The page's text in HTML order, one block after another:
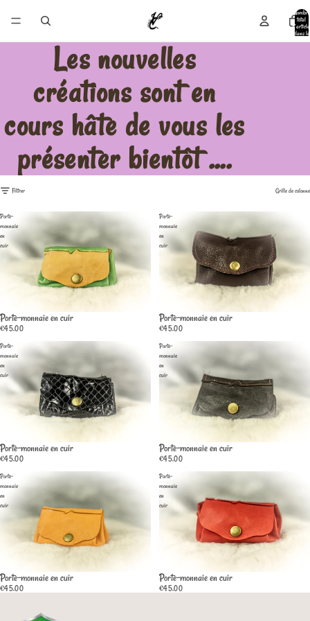
Nombre
total
dans le
panier:
Les nouvelles
créations sont en
cours hâte de vous les
présenter bientôt ....
Filtrer Grille de
Porte-
monnaie
en
cuir
Porte-monnaie en cuir
€45,00
Porte-
monnaie
en
cuir
Porte-monnaie en cuir
€45,00
Porte-
monnaie
en
cuir
Porte-monnaie en cuir
€45,00
Porte-
monnaie
en
cuir
Porte-monnaie en cuir
€45,00
Porte-
monnaie
en
cuir
Porte-monnaie en cuir
€45,00
Porte-
monnaie
en
cuir
Porte-monnaie en cuir
€45,00
Politique de confidentialité